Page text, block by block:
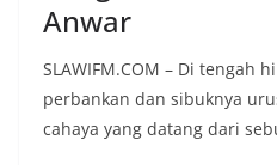
Anwar
SLAWIFM.COM – Di tengah
perbankan dan sibuknya
cahaya yang datang dari